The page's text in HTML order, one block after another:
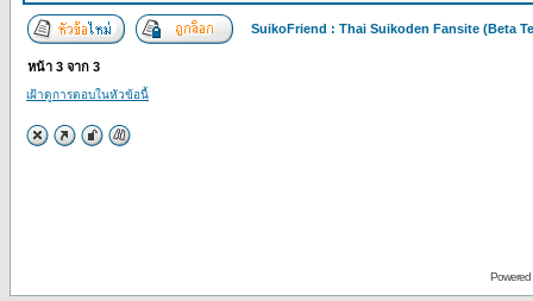
SuikoFriend : Thai Suikoden Fansite (Beta
หน้า 3 จาก 3
เฝ้าดูการตอบในหัวข้อนี้